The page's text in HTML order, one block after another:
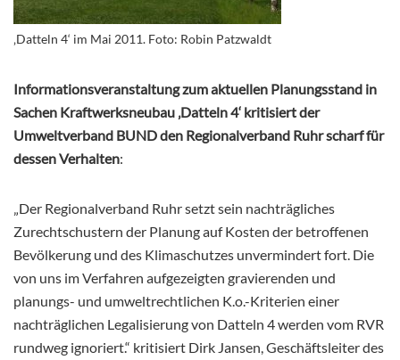
‚Datteln 4‘ im Mai 2011. Foto: Robin Patzwaldt
Informationsveranstaltung zum aktuellen Planungsstand in
Sachen Kraftwerksneubau ‚Datteln 4‘ kritisiert der
Umweltverband BUND den Regionalverband Ruhr scharf für
dessen Verhalten:
„Der Regionalverband Ruhr setzt sein nachträgliches
Zurechtschustern der Planung auf Kosten der betroffenen
Bevölkerung und des Klimaschutzes unvermindert fort. Die
von uns im Verfahren aufgezeigten gravierenden und
planungs- und umweltrechtlichen K.o.-Kriterien einer
nachträglichen Legalisierung von Datteln 4 werden vom RVR
rundweg ignoriert.“ kritisiert Dirk Jansen, Geschäftsleiter des